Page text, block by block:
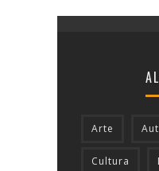
Arte
Cultura